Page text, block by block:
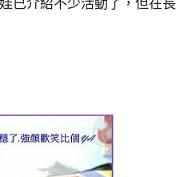
已介紹不少活動了，但在長